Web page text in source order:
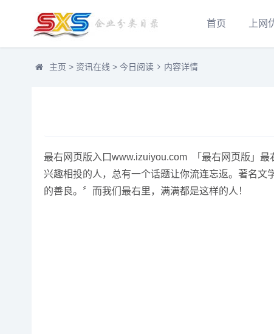
首页 上网
主页 > 资讯在线 > 今日阅读 内容详情
最右网页版入口www.izuiyou.com 「最右网页版」
兴趣相投的人，总有一个话题让你流连忘返。著名
的善良。〞而我们最右里，满满都是这样的人！